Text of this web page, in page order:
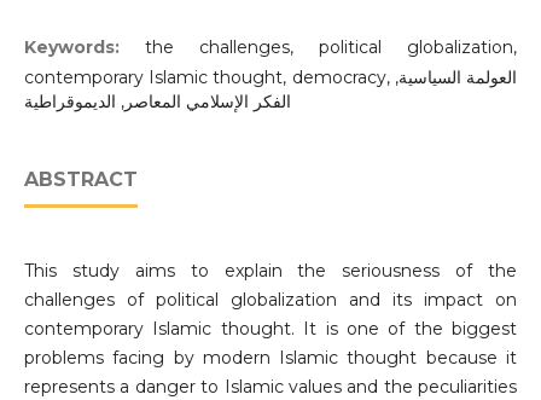
Keywords: the challenges, political globalization,
contemporary Islamic thought, democracy, العولمة السياسية,
الفكر الإسلامي المعاصر, الديموقراطية
ABSTRACT
This study aims to explain the seriousness of the
challenges of political globalization and its impact on
contemporary Islamic thought. It is one of the biggest
problems facing by modern Islamic thought because it
represents a danger to Islamic values and the peculiarities